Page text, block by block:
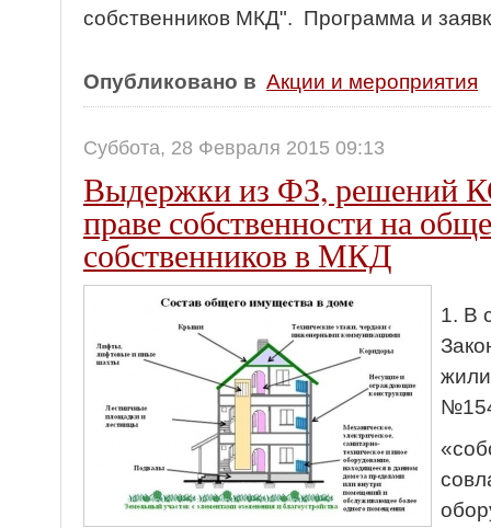
собственников МКД". Программа и
Опубликовано в Акции и мероприятия
Суббота, 28 Февраля 2015 09:13
Выдержки из ФЗ, решений
праве собственности на
собственников в МКД
1. В